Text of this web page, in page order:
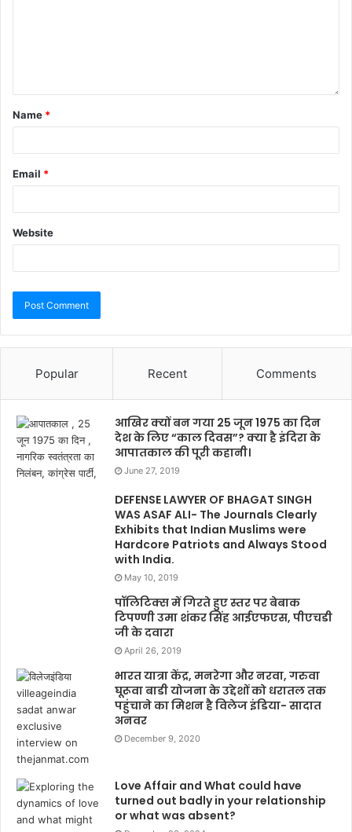
Name *
Email *
Website
Popular Recent Comments
आखिर क्यों बन गया 25 जून 1975 का दिन
देश के लिए “काल दिवस”? क्या है इंदिरा के
आपातकाल की पूरी कहानी।
June 27, 2019
DEFENSE LAWYER OF BHAGAT SINGH
WAS ASAF ALI- The Journals Clearly
Exhibits that Indian Muslims were
Hardcore Patriots and Always Stood
with India.
May 10, 2019
पॉलिटिक्स में गिरते हुए स्तर पर बेबाक
टिपण्णी उमा शंकर सिंह आईएफएस, पीएचडी
जी के दवारा
April 26, 2019
भारत यात्रा केंद्र, मनरेगा और नरवा, गरुवा
घूरूवा बाडी योजना के उद्देशों को धरातल तक
पहुंचाने का मिशन है विलेज इंडिया- सादात
अनवर
December 9, 2020
Love Affair and What could have
turned out badly in your relationship
or what was absent?